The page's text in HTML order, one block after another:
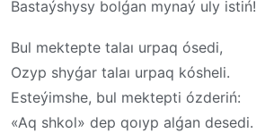
Bastaýshysy bolǵan mynaý uly istiń!
Bul mektepte talaı urpaq ósedi,
Ozyp shyǵar talaı urpaq kósheli.
Esteýimshe, bul mektepti ózderiń:
«Aq shkol» dep qoıyp alǵan desedi.